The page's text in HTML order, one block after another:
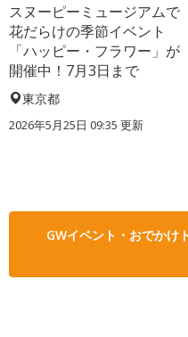
スヌーピーミュージアムで
花だらけの季節イベント
「ハッピー・フラワー」が
開催中！7月3日まで
東京都
2026年5月25日 09:35 更新
GWイベント・おでかけ